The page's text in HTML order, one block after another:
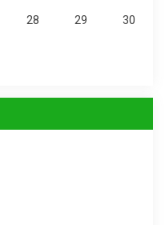
28 29
30